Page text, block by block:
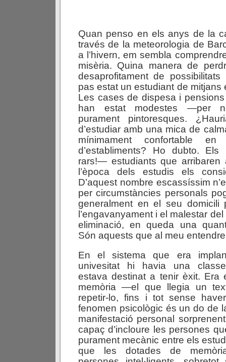
Quan penso en els anys de la
través de la meteorologia de
a l’hivern, em sembla
misèria. Quina manera de
desaprofitament de
pas estat un estudiant de mitjans
Les cases de dispesa i pensions
han estat modestes —per
purament pintoresques.
d’estudiar amb una mica de
mínimament confortable
d’establiments? Ho dubto.
rars!— estudiants que arribaren
l’època dels estudis els
D’aquest nombre escassíssim
per circumstàncies personals
generalment en el seu domicili
l’engavanyament i el malestar
eliminació, en queda una
Són aquests que al meu
En el sistema que era
univesitat hi havia una
estava destinat a tenir èxit. Era
memòria —el que llegia un
repetir-lo, fins i tot sense
fenomen psicològic és un do de
manifestació personal
capaç d’incloure les persones
purament mecànic entre els
que les dotades de